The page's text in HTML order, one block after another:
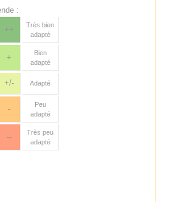
:
++
Très bien
adapté
+
Bien
adapté
+/- Adapté
-
Peu
adapté
--
Très peu
adapté